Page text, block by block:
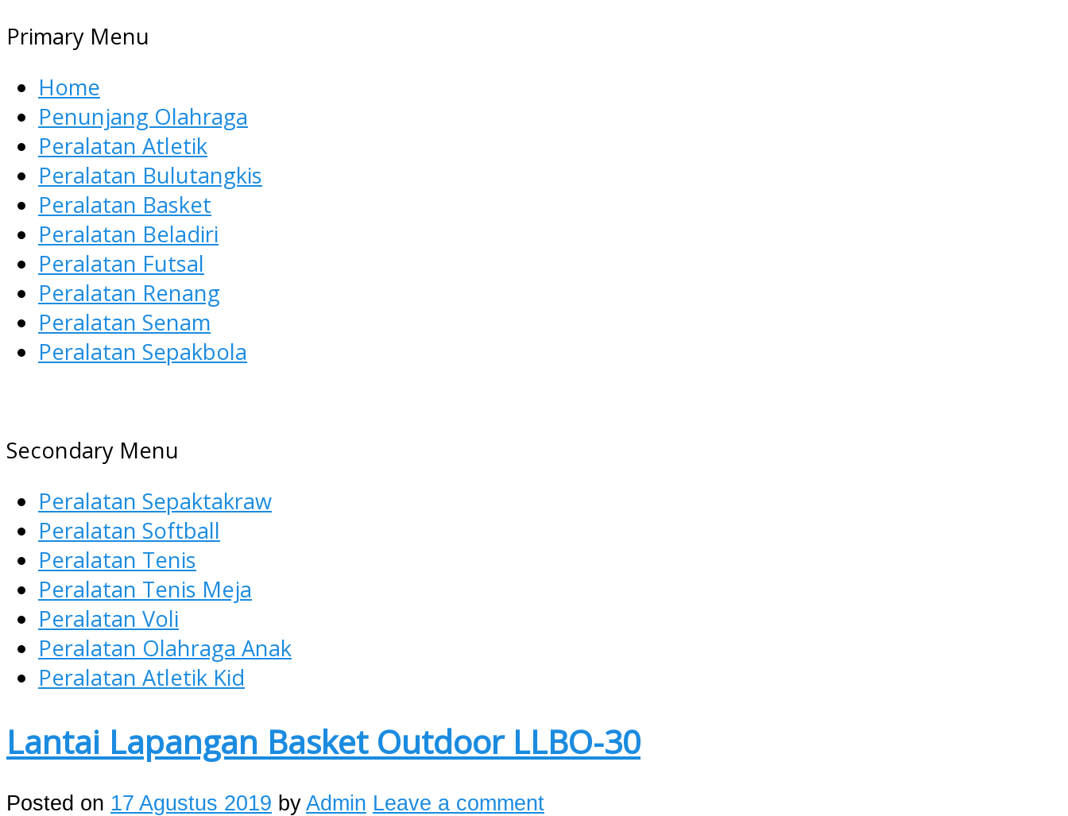
Primary Menu
Home
Penunjang Olahraga
Peralatan Atletik
Peralatan Bulutangkis
Peralatan Basket
Peralatan Beladiri
Peralatan Futsal
Peralatan Renang
Peralatan Senam
Peralatan Sepakbola
AGEN ALAT OLAHRAGA
Menyediakan Alat Olahraga Terlengkap di Indonesia
Secondary Menu
Peralatan Sepaktakraw
Peralatan Softball
Peralatan Tenis
Peralatan Tenis Meja
Peralatan Voli
Peralatan Olahraga Anak
Peralatan Atletik Kid
Lantai Lapangan Basket Outdoor LLBO-30
Posted on 17 Agustus 2019 byAdmin Leave a comment